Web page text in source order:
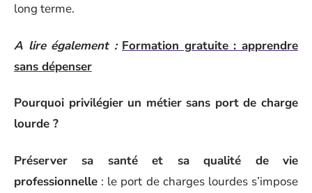
long terme.
A lire également : Formation gratuite : apprendre
sans dépenser
Pourquoi privilégier un métier sans port de charge
lourde ?
Préserver sa santé et sa qualité de vie
professionnelle : le port de charges lourdes s’impose